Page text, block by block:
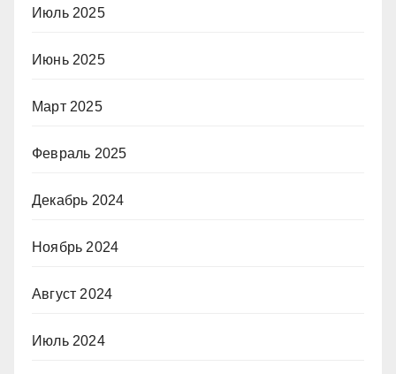
Июль 2025
Июнь 2025
Март 2025
Февраль 2025
Декабрь 2024
Ноябрь 2024
Август 2024
Июль 2024